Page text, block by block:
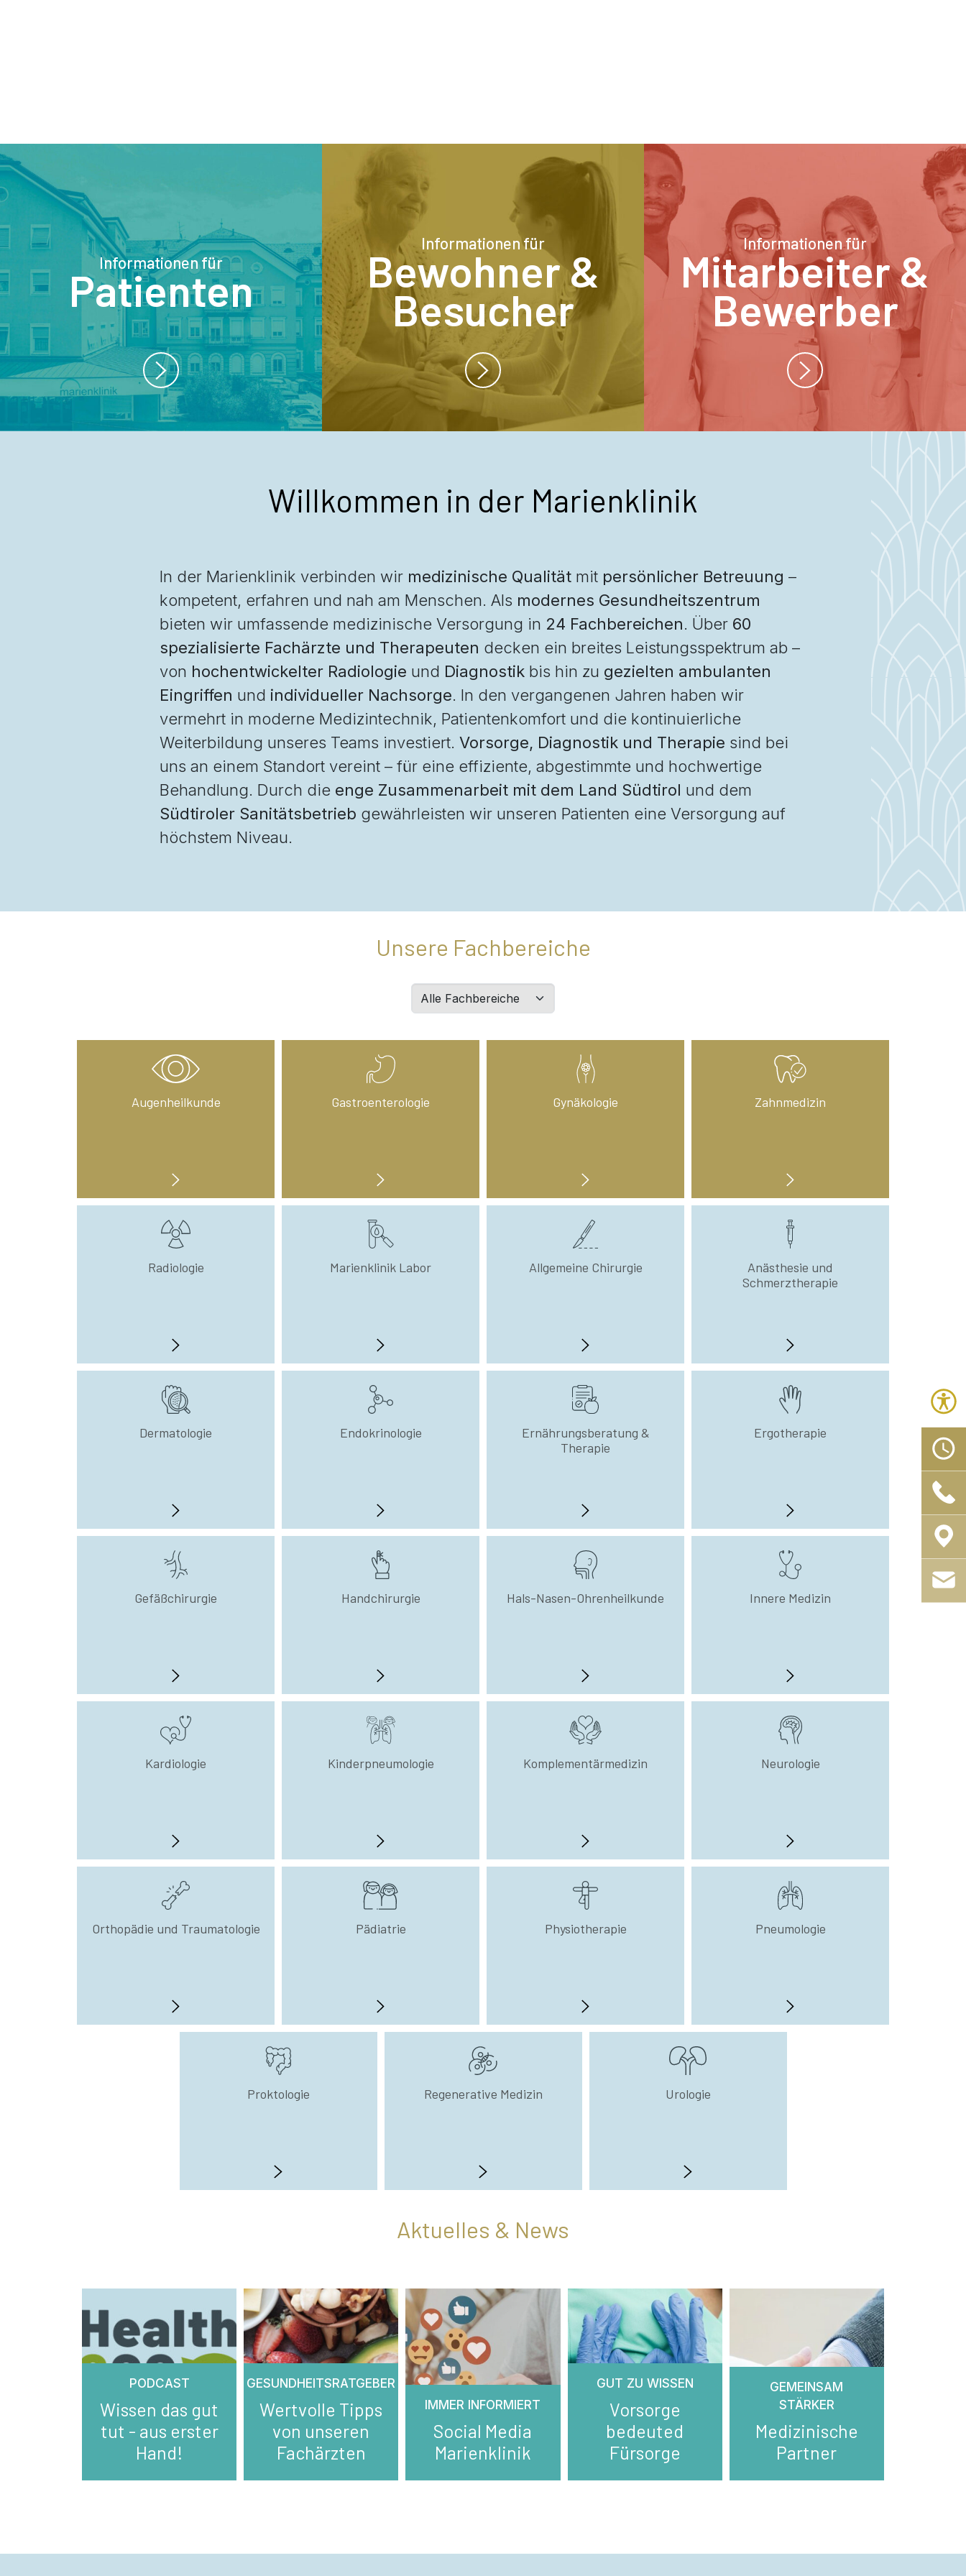
Informationen für
Patienten
Informationen für
Bewohner &
Besucher
Informationen für
Mitarbeiter &
Bewerber
Willkommen in der Marienklinik
In der Marienklinik verbinden wir medizinische Qualität mit persönlicher Betreuung –
kompetent, erfahren und nah am Menschen. Als modernes Gesundheitszentrum
bieten wir umfassende medizinische Versorgung in 24 Fachbereichen. Über 60
spezialisierte Fachärzte und Therapeuten decken ein breites Leistungsspektrum ab –
von hochentwickelter Radiologie und Diagnostik bis hin zu gezielten ambulanten
Eingriffen und individueller Nachsorge. In den vergangenen Jahren haben wir
vermehrt in moderne Medizintechnik, Patientenkomfort und die kontinuierliche
Weiterbildung unseres Teams investiert. Vorsorge, Diagnostik und Therapie sind bei
uns an einem Standort vereint – für eine effiziente, abgestimmte und hochwertige
Behandlung. Durch die enge Zusammenarbeit mit dem Land Südtirol und dem
Südtiroler Sanitätsbetrieb gewährleisten wir unseren Patienten eine Versorgung auf
höchstem Niveau.
Unsere Fachbereiche
Filtern
nach
Augenheilkunde Gastroenterologie Gynäkologie Zahnmedizin
Radiologie Marienklinik Labor Allgemeine Chirurgie
Anästhesie und
Schmerztherapie
Dermatologie Endokrinologie
Ernährungsberatung &
Therapie
Ergotherapie
Gefäßchirurgie Handchirurgie Hals-Nasen-Ohrenheilkunde Innere Medizin
Kardiologie Kinderpneumologie Komplementärmedizin Neurologie
Orthopädie und Traumatologie Pädiatrie Physiotherapie Pneumologie
Proktologie Regenerative Medizin Urologie
Aktuelles & News
PODCAST
Wissen das gut
tut - aus erster
Hand!
GESUNDHEITSRATGEBER
Wertvolle Tipps
von unseren
Fachärzten
IMMER INFORMIERT
Social Media
Marienklinik
GUT ZU WISSEN
Vorsorge
bedeuted
Fürsorge
GEMEINSAM
STÄRKER
Medizinische
Partner